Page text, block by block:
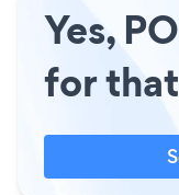
Yes,
for